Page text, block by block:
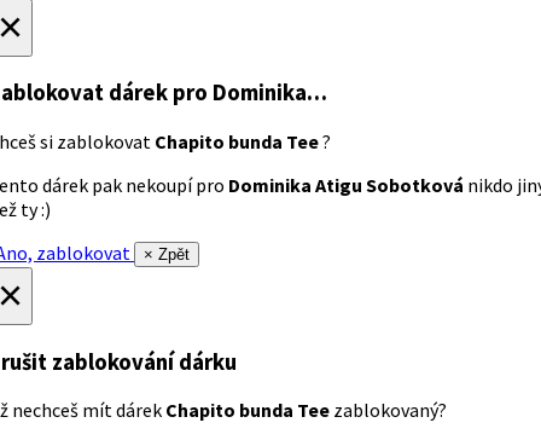
dárek pro Dominika…
si zablokovat Chapito bunda Tee?
dárek pak nekoupí pro Dominika Atigu Sobotková nikdo
ty :)
zablokovat
× Zpět
zablokování dárku
nechceš mít dárek Chapito bunda Tee zablokovaný?